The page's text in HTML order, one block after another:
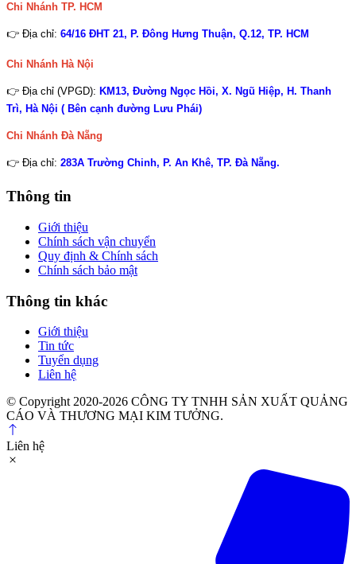
Chi Nhánh TP. HCM
👉 Địa chỉ: 64/16 ĐHT 21, P. Đông Hưng Thuận, Q.12, TP. HCM
Chi Nhánh Hà Nội
👉 Địa chỉ (VPGD): KM13, Đường Ngọc Hồi, X. Ngũ Hiệp, H. Thanh
Trì, Hà Nội ( Bên cạnh đường Lưu Phái)
Chi Nhánh Đà Nẵng
👉 Địa chỉ: 283A Trường Chinh, P. An Khê, TP. Đà Nẵng.
Thông tin
Giới thiệu
Chính sách vận chuyển
Quy định & Chính sách
Chính sách bảo mật
Thông tin khác
Giới thiệu
Tin tức
Tuyển dụng
Liên hệ
© Copyright 2020-2026 CÔNG TY TNHH SẢN XUẤT QUẢNG
CÁO VÀ THƯƠNG MẠI KIM TƯỞNG.
Liên hệ